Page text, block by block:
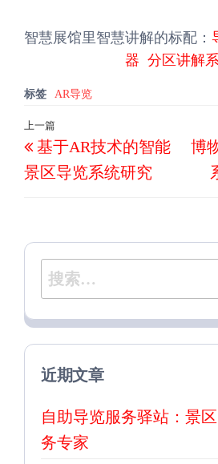
智慧展馆里智慧讲解的标配：
器 分区讲解
标签 AR导览
文
章
导
上
一
篇
上一篇
基于AR技术的智能
景区导览系统研究
博
搜
索：
近期文章
自助导览服务驿站：景
务专家